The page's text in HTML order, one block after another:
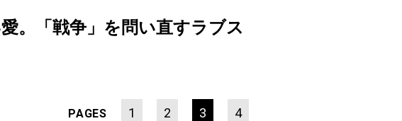
。「戦争」を問い直すラブス
PAGES 1 2 3 4